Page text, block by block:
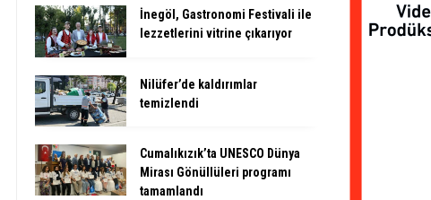
İnegöl, Gastronomi Festivali ile
lezzetlerini vitrine çıkarıyor
Nilüfer’de kaldırımlar
temizlendi
Cumalıkızık’ta UNESCO Dünya
Mirası Gönüllüleri programı
tamamlandı